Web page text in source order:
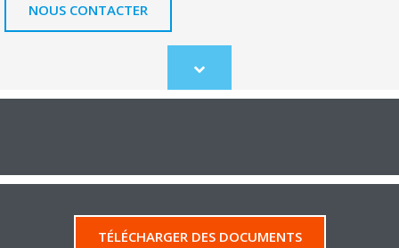
NOUS CONTACTER
Scroll
to
TÉLÉCHARGER DES DOCUMENTS